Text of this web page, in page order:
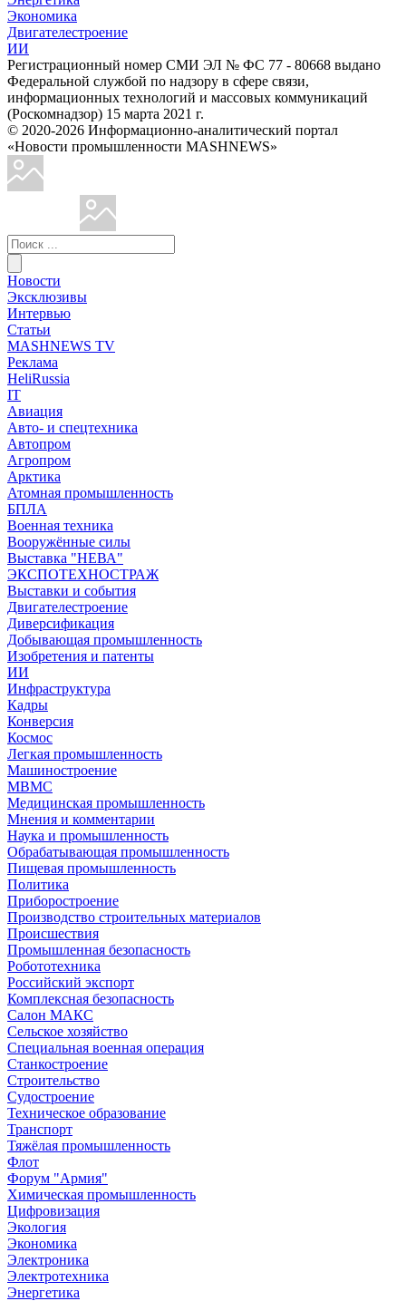
Экономика
Двигателестроение
ИИ
Регистрационный номер СМИ ЭЛ № ФС 77 - 80668 выдано
Федеральной службой по надзору в сфере связи,
информационных технологий и массовых коммуникаций
(Роскомнадзор) 15 марта 2021 г.
© 2020-2026 Информационно-аналитический портал
«Новости промышленности MASHNEWS»
Новости
Эксклюзивы
Интервью
Статьи
MASHNEWS TV
Реклама
HeliRussia
IT
Авиация
Авто- и спецтехника
Автопром
Агропром
Арктика
Атомная промышленность
БПЛА
Военная техника
Вооружённые силы
Выставка "НЕВА"
ЭКСПОТЕХНОСТРАЖ
Выставки и события
Двигателестроение
Диверсификация
Добывающая промышленность
Изобретения и патенты
ИИ
Инфраструктура
Кадры
Конверсия
Космос
Легкая промышленность
Машиностроение
МВМС
Медицинская промышленность
Мнения и комментарии
Наука и промышленность
Обрабатывающая промышленность
Пищевая промышленность
Политика
Приборостроение
Производство строительных материалов
Происшествия
Промышленная безопасность
Робототехника
Российский экспорт
Комплексная безопасность
Салон МАКС
Сельское хозяйство
Специальная военная операция
Станкостроение
Строительство
Судостроение
Техническое образование
Транспорт
Тяжёлая промышленность
Флот
Форум "Армия"
Химическая промышленность
Цифровизация
Экология
Экономика
Электроника
Электротехника
Энергетика